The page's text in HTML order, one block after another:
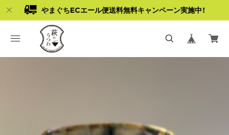
やまぐちECエール便送料無料キャンペーン実施中！